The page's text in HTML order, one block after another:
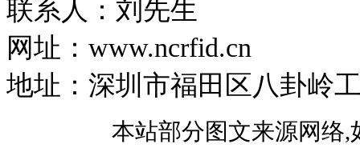
联系人：刘先生
网址：www.ncrfid.cn
地址：深圳市福田区八卦岭
本站部分图文来源网络